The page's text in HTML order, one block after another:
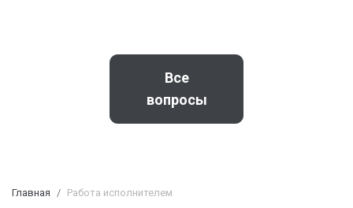
Античная философия
Все
вопросы
Главная Работа исполнителем